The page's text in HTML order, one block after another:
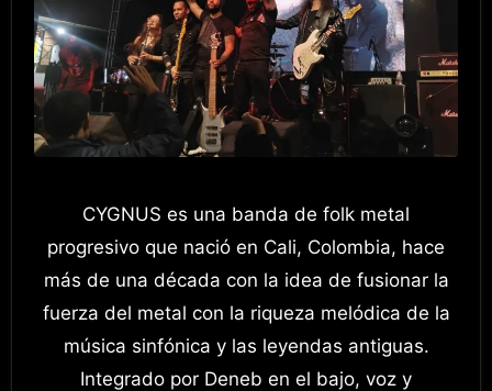
CYGNUS es una banda de folk metal
progresivo que nació en Cali, Colombia, hace
más de una década con la idea de fusionar la
fuerza del metal con la riqueza melódica de la
música sinfónica y las leyendas antiguas.
Integrado por Deneb en el bajo, voz y